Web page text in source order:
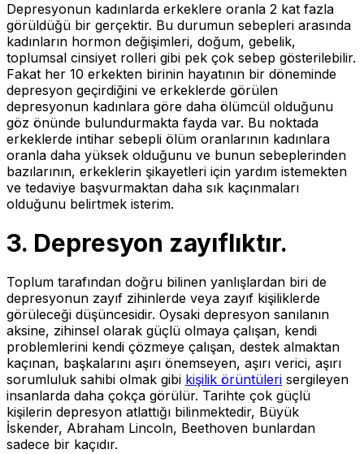
Depresyonun kadınlarda erkeklere oranla 2 kat fazla
görüldüğü bir gerçektir. Bu durumun sebepleri arasında
kadınların hormon değişimleri, doğum, gebelik,
toplumsal cinsiyet rolleri gibi pek çok sebep gösterilebilir.
Fakat her 10 erkekten birinin hayatının bir döneminde
depresyon geçirdiğini ve erkeklerde görülen
depresyonun kadınlara göre daha ölümcül olduğunu
göz önünde bulundurmakta fayda var. Bu noktada
erkeklerde intihar sebepli ölüm oranlarının kadınlara
oranla daha yüksek olduğunu ve bunun sebeplerinden
bazılarının, erkeklerin şikayetleri için yardım istemekten
ve tedaviye başvurmaktan daha sık kaçınmaları
olduğunu belirtmek isterim.
3. Depresyon zayıflıktır.
Toplum tarafından doğru bilinen yanlışlardan biri de
depresyonun zayıf zihinlerde veya zayıf kişiliklerde
görüleceği düşüncesidir. Oysaki depresyon sanılanın
aksine, zihinsel olarak güçlü olmaya çalışan, kendi
problemlerini kendi çözmeye çalışan, destek almaktan
kaçınan, başkalarını aşırı önemseyen, aşırı verici, aşırı
sorumluluk sahibi olmak gibi kişilik örüntüleri sergileyen
insanlarda daha çokça görülür. Tarihte çok güçlü
kişilerin depresyon atlattığı bilinmektedir, Büyük
İskender, Abraham Lincoln, Beethoven bunlardan
sadece bir kaçıdır.